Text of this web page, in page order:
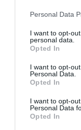
Personal Data
I want to opt-
personal data.
Opted In
I want to opt-
Personal Data.
Opted In
I want to opt-
Personal Data
Opted In